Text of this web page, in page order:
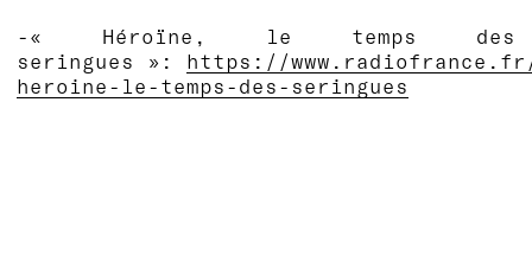
-« Héroïne, le temps des
seringues »: https://
heroine-le-temps-des-seringues